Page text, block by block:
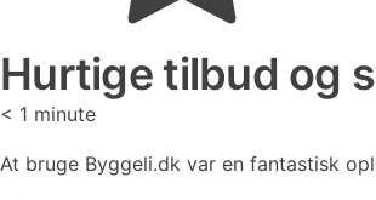
Hurtige tilbud og
< 1 minute
At bruge Byggeli.dk var en fantastisk